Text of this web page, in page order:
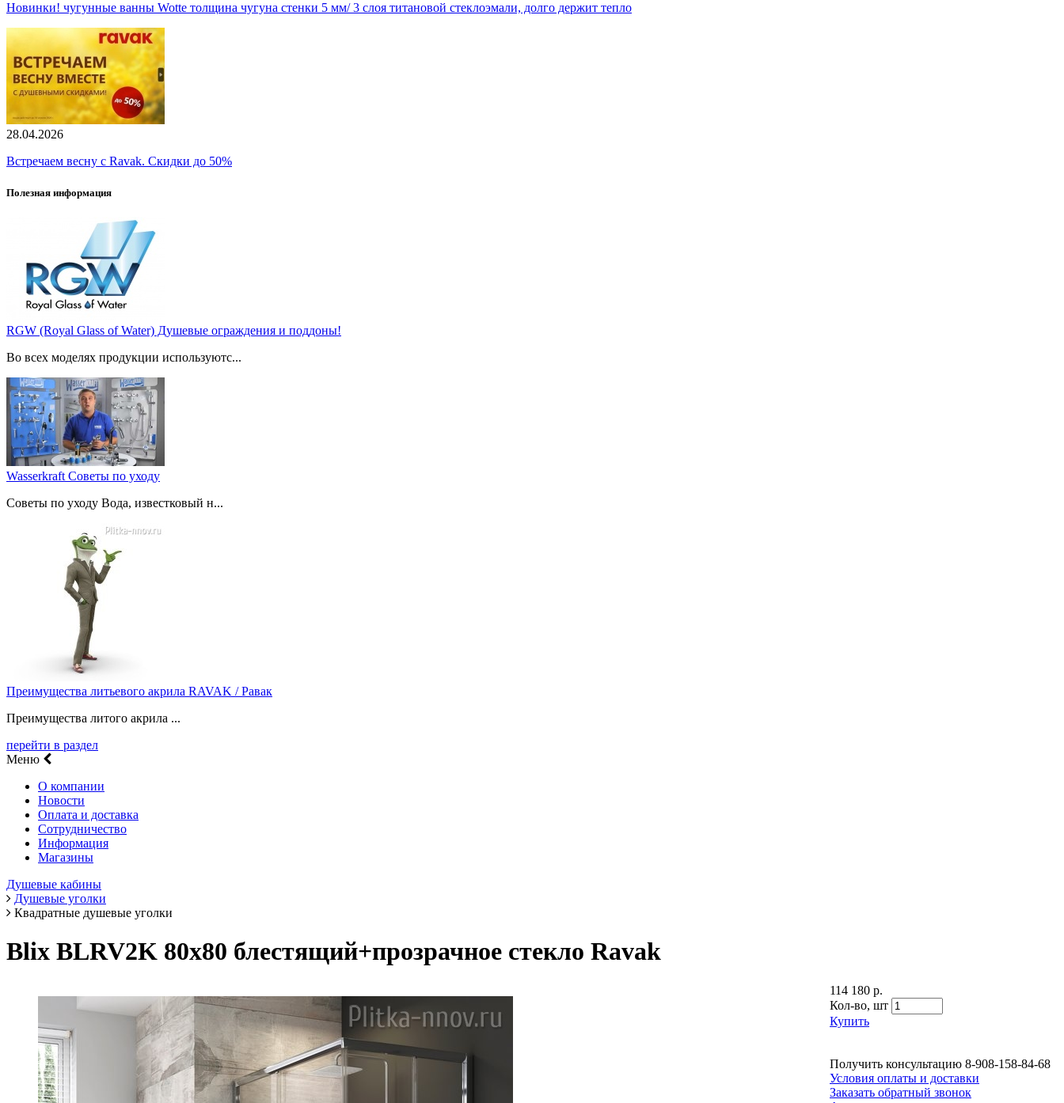
Новинки! чугунные ванны Wotte толщина чугуна стенки 5 мм/ 3 слоя титановой стеклоэмали, долго держит тепло
28.04.2026
Встречаем весну с Ravak. Скидки до 50%
Полезная информация
RGW (Royal Glass of Water) Душевые ограждения и поддоны!
Во всех моделях продукции используютс...
Wasserkraft Советы по уходу
Советы по уходу Вода, известковый н...
Преимущества литьевого акрила RAVAK / Равак
Преимущества литого акрила ...
перейти в раздел
Меню
О компании
Новости
Оплата и доставка
Сотрудничество
Информация
Магазины
Душевые кабины
Душевые уголки
Квадратные душевые уголки
Blix BLRV2K 80х80 блестящий+прозрачное стекло Ravak
114 180 р.
Кол-во, шт
Купить
Получить консультацию 8-908-158-84-68
Условия оплаты и доставки
Заказать обратный звонок